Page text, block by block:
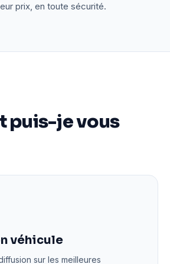
prix, en toute sécurité.
puis-je vous
véhicule
sur les meilleures